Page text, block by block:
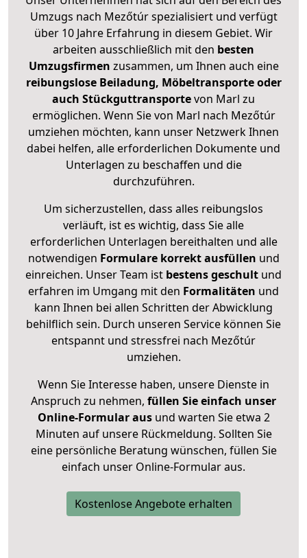
Umzugs nach Mezőtúr spezialisiert und verfügt
über 10 Jahre Erfahrung in diesem Gebiet. Wir
arbeiten ausschließlich mit den besten
Umzugsfirmen zusammen, um Ihnen auch eine
reibungslose Beiladung, Möbeltransporte oder
auch Stückguttransportevon Marl zu
ermöglichen. Wenn Sie von Marl nach Mezőtúr
umziehen möchten, kann unser Netzwerk Ihnen
dabei helfen, alle erforderlichen Dokumente und
Unterlagen zu beschaffen und die
durchzuführen.
Um sicherzustellen, dass alles reibungslos
verläuft, ist es wichtig, dass Sie alle
erforderlichen Unterlagen bereithalten und alle
notwendigen Formulare korrekt ausfüllen und
einreichen. Unser Team ist bestens geschult und
erfahren im Umgang mit den Formalitäten und
kann Ihnen bei allen Schritten der Abwicklung
behilflich sein. Durch unseren Service können Sie
entspannt und stressfrei nach Mezőtúr
umziehen.
Wenn Sie Interesse haben, unsere Dienste in
Anspruch zu nehmen, füllen Sie einfach unser
Online-Formular ausund warten Sie etwa 2
Minuten auf unsere Rückmeldung. Sollten Sie
eine persönliche Beratung wünschen, füllen Sie
einfach unser Online-Formular aus.
Kostenlose Angebote erhalten